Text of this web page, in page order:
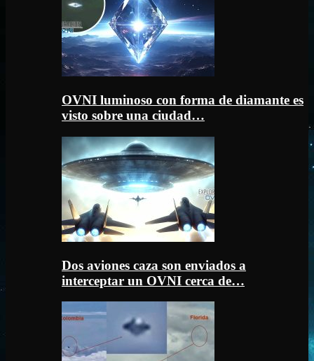
OVNI luminoso con forma de diamante es
visto sobre una ciudad…
Dos aviones caza son enviados a
interceptar un OVNI cerca de…